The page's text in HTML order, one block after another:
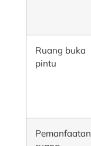
Ruang buka
pintu
Pemanfaatan